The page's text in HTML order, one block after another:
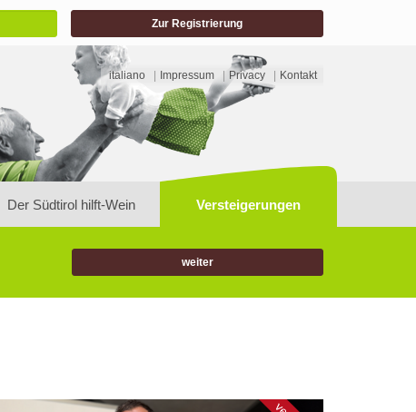
Zur Registrierung
italiano Impressum Privacy Kontakt
Der Südtirol hilft-Wein Versteigerungen